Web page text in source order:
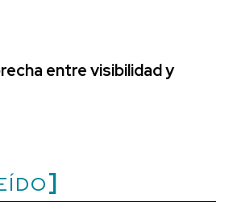
entre visibilidad y